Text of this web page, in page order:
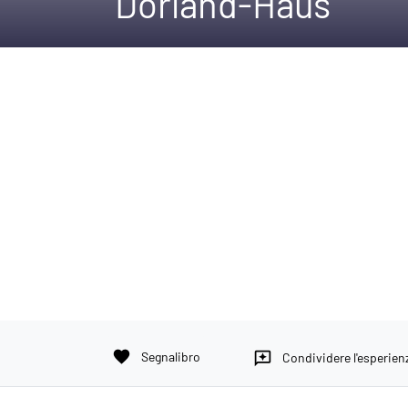
favorite Segnalibro reviews Condividere